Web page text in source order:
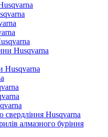
Husqvarna
Husqvarna
свердління Husqvarna
алмазного буріння